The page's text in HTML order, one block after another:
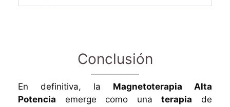
Conclusión
En definitiva, la Magnetoterapia Alta
Potencia emerge como unaterapia de